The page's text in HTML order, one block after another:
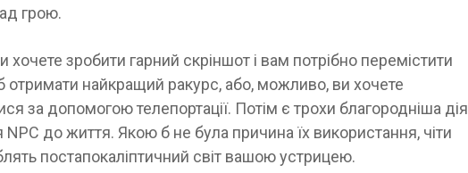
грою.
зробити гарний скріншот і вам потрібно перемістити
отримати найкращий ракурс, або, можливо, ви хочете
за допомогою телепортації. Потім є трохи благородніша дія
до життя. Якою б не була причина їх використання, чіти
постапокаліптичний світ вашою устрицею.